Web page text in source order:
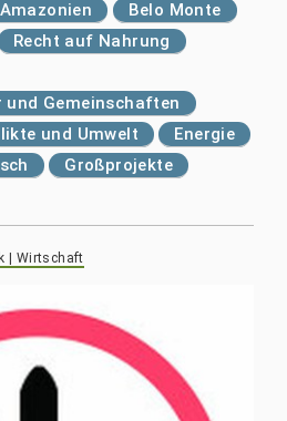
Amazonien
Belo Monte
Recht auf Nahrung
Gemeinschaften
und Umwelt
Energie
Großprojekte
| Wirtschaft